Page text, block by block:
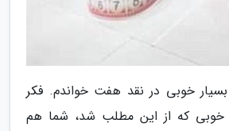
خوبی در نقد هفت خواندم. فکر
خوبی که از این مطلب شد، شما هم